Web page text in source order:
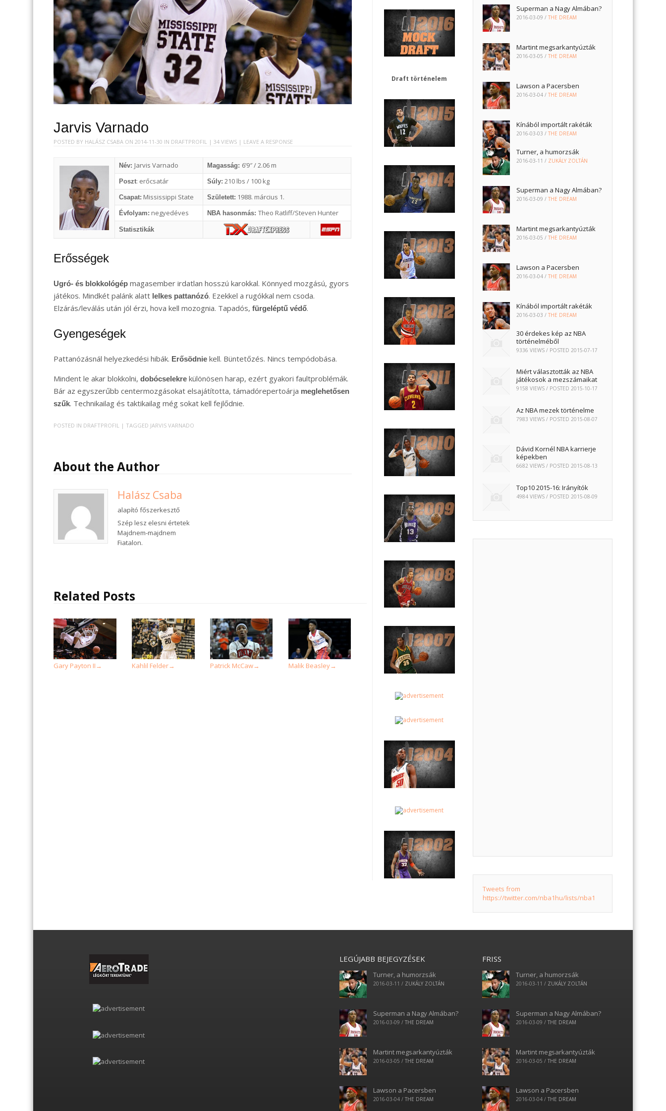
Jarvis Varnado
POSTED BY HALÁSZ CSABA ON 2014-11-30 IN DRAFTPROFIL | 34 VIEWS | LEAVE A RESPONSE
Név: Jarvis Varnado Magasság: 6’9″ / 2.06 m
Poszt: erőcsatár Súly: 210 lbs / 100 kg
Csapat: Mississippi State Született: 1988. március 1.
Évfolyam: negyedéves NBA hasonmás:Theo Ratliff/Steven Hunter
Statisztikák
Erősségek
Ugró- és blokkológép magasember irdatlan hosszú karokkal. Könnyed mozgású, gyors
játékos. Mindkét palánk alatt lelkes pattanózó. Ezekkel a rugókkal nem csoda.
Elzárás/leválás után jól érzi, hova kell mozognia. Tapadós,fürgeléptű védő.
Gyengeségek
Pattanózásnál helyezkedési hibák. Erősödnie kell. Büntetőzés. Nincs tempódobása.
Mindent le akar blokkolni,dobócselekre különösen harap, ezért gyakori faultproblémák.
Bár az egyszerűbb centermozgásokat elsajátította, támadórepertoárja meglehetősen
szűk. Technikailag és taktikailag még sokat kell fejlődnie.
POSTED IN DRAFTPROFIL | TAGGED JARVIS VARNADO
About the Author
Halász Csaba
alapító főszerkesztő
Szép lesz elesni értetek
Majdnem-majdnem
Fiatalon.
Related Posts
Gary Payton II → Kahlil Felder→ Patrick McCaw→ Malik Beasley→
Superman a Nagy Almában?
2016-03-09 /THE DREAM
Martint megsarkantyúzták
2016-03-05 /THE DREAM
Lawson a Pacersben
2016-03-04 /THE DREAM
Kínából importált rakéták
2016-03-03 /THE DREAM
Turner, a humorzsák
2016-03-11 / ZUKÁLY ZOLTÁN
Superman a Nagy Almában?
2016-03-09 /THE DREAM
Martint megsarkantyúzták
2016-03-05 /THE DREAM
Lawson a Pacersben
2016-03-04 /THE DREAM
Kínából importált rakéták
2016-03-03 /THE DREAM
30 érdekes kép az NBA
történelméből
9336 VIEWS / POSTED 2015-07-17
Miért választották az NBA
játékosok a mezszámaikat
9158 VIEWS / POSTED2015-10-17
Az NBA mezek történelme
7983 VIEWS / POSTED2015-08-07
Dávid Kornél NBA karrierje
képekben
6682 VIEWS / POSTED2015-08-13
Top10 2015-16: Irányítók
4984 VIEWS / POSTED 2015-08-09
Tweets from
https://twitter.com/nba1hu/lists/nba1
Draft történelem
LEGÚJABB BEJEGYZÉSEK
Turner, a humorzsák
2016-03-11 / ZUKÁLY ZOLTÁN
Superman a Nagy Almában?
2016-03-09 / THE DREAM
Martint megsarkantyúzták
2016-03-05 / THE DREAM
Lawson a Pacersben
2016-03-04 / THE DREAM
FRISS
Turner, a humorzsák
2016-03-11 / ZUKÁLY ZOLTÁN
Superman a Nagy Almában?
2016-03-09 /THE DREAM
Martint megsarkantyúzták
2016-03-05 /THE DREAM
Lawson a Pacersben
2016-03-04 /THE DREAM